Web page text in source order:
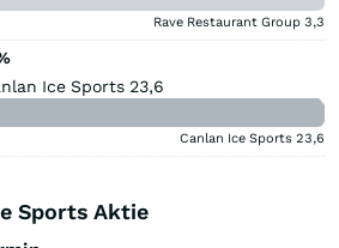
Rave Restaurant Group 3,3
Ice Sports 23,6
Canlan Ice Sports 23,6
Sports Aktie